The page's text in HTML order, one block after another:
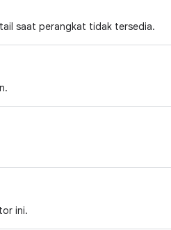
saat perangkat tidak tersedia.
ini.